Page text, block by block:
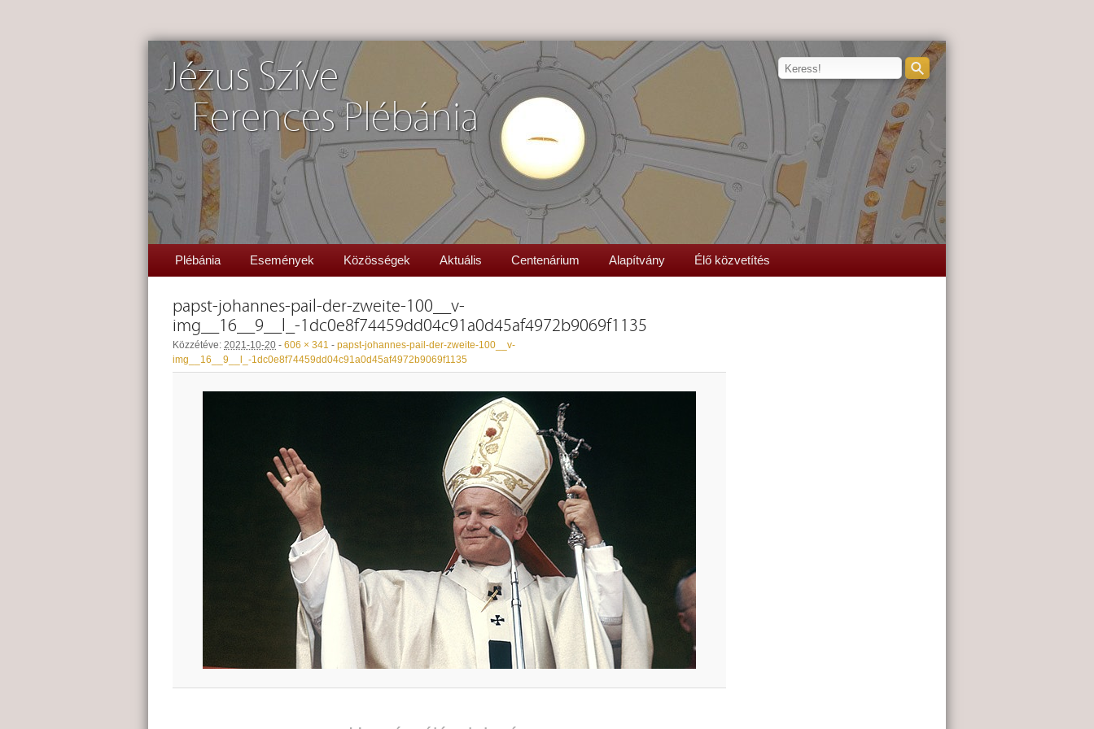
Jézus Szíve
Ferences Plébánia
Plébánia Események Közösségek Aktuális Centenárium Alapítvány Élő közvetítés
papst-johannes-pail-der-zweite-100__v-
img__16__9__l_-1dc0e8f74459dd04c91a0d45af4972b9069f1135
Közzétéve: 2021-10-20 - 606 × 341 - papst-johannes-pail-der-zweite-100__v-
img__16__9__l_-1dc0e8f74459dd04c91a0d45af4972b9069f1135